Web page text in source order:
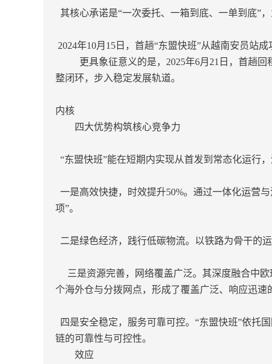
其核心承诺是“一次委托、一箱到底、一单到底”
2024年10月15日，首趟“东盟快班”从越南安员站
更具象征意义的是，2025年6月21日，首趟回
整闭环，步入稳定发展轨道。
内核
四大优势构筑核心竞争力
“东盟快班”能在短期内实现从首发到常态化运
一是高效快捷，时效提升50%。通过一体化运营
项”。
二是绿色经济，践行低碳物流。以铁路为骨干的
三是资源完善，网络覆盖广泛。其深度融合中欧
个海外仓与分拨网点，形成了覆盖广泛、响应迅速
四是安全稳定，服务可靠可控。“东盟快班”依托
链的可靠性与可控性。
效应